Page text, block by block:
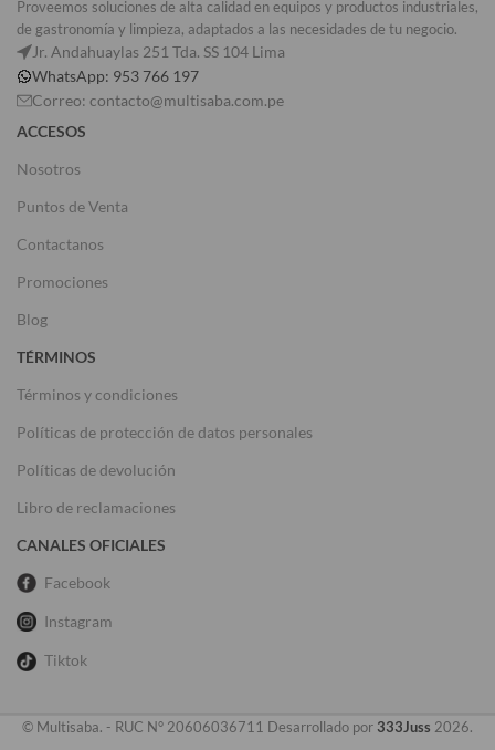
Proveemos soluciones de alta calidad en equipos y productos industriales,
de gastronomía y limpieza, adaptados a las necesidades de tu negocio.
Jr. Andahuaylas 251 Tda. SS 104 Lima
WhatsApp: 953 766 197
Correo: contacto@multisaba.com.pe
ACCESOS
Nosotros
Puntos de Venta
Contactanos
Promociones
Blog
TÉRMINOS
Términos y condiciones
Políticas de protección de datos personales
Políticas de devolución
Libro de reclamaciones
CANALES OFICIALES
Facebook
Instagram
Tiktok
© Multisaba. - RUC N° 20606036711 Desarrollado por 333Juss 2026.